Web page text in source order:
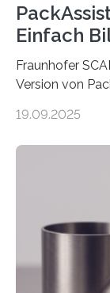
Einfach
Fraunhofer
Version von
Automobil,
Teile als eine
der Benutzer
über die
besser in
einzubinden.
vom 23. bis
19.09.2025